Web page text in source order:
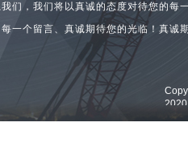
们，我们将以真诚的态度对待您的每
一个留言、真诚期待您的光临！真诚